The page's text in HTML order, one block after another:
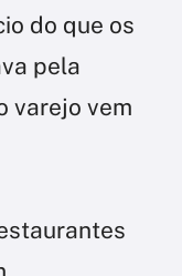
do que os
pela
varejo vem